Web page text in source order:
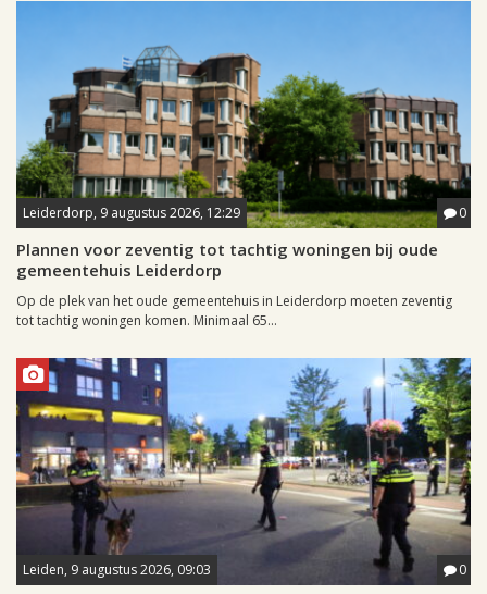
Leiderdorp, 9 augustus 2026, 12:29 0
Plannen voor zeventig tot tachtig woningen bij oude
gemeentehuis Leiderdorp
Op de plek van het oude gemeentehuis in Leiderdorp moeten zeventig
tot tachtig woningen komen. Minimaal 65...
Leiden, 9 augustus 2026, 09:03 0